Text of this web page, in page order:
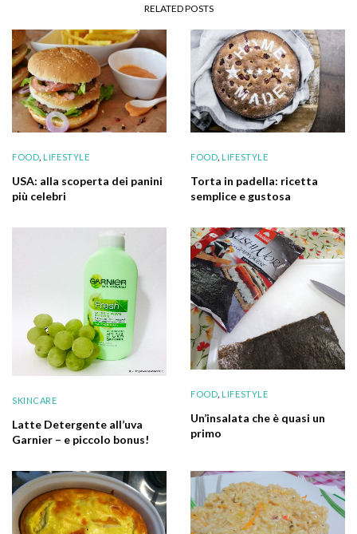
RELATED POSTS
FOOD, LIFESTYLE
USA: alla scoperta dei panini
più celebri
FOOD, LIFESTYLE
Torta in padella: ricetta
semplice e gustosa
SKINCARE
Latte Detergente all’uva
Garnier – e piccolo bonus!
FOOD, LIFESTYLE
Un’insalata che è quasi un
primo